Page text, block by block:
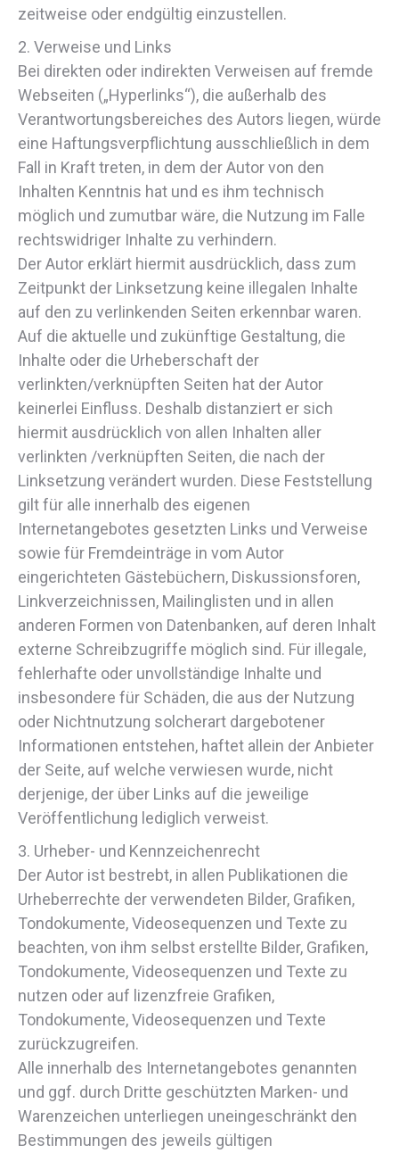
zeitweise oder endgültig einzustellen.
2. Verweise und Links
Bei direkten oder indirekten Verweisen auf fremde
Webseiten („Hyperlinks“), die außerhalb des
Verantwortungsbereiches des Autors liegen, würde
eine Haftungsverpflichtung ausschließlich in dem
Fall in Kraft treten, in dem der Autor von den
Inhalten Kenntnis hat und es ihm technisch
möglich und zumutbar wäre, die Nutzung im Falle
rechtswidriger Inhalte zu verhindern.
Der Autor erklärt hiermit ausdrücklich, dass zum
Zeitpunkt der Linksetzung keine illegalen Inhalte
auf den zu verlinkenden Seiten erkennbar waren.
Auf die aktuelle und zukünftige Gestaltung, die
Inhalte oder die Urheberschaft der
verlinkten/verknüpften Seiten hat der Autor
keinerlei Einfluss. Deshalb distanziert er sich
hiermit ausdrücklich von allen Inhalten aller
verlinkten /verknüpften Seiten, die nach der
Linksetzung verändert wurden. Diese Feststellung
gilt für alle innerhalb des eigenen
Internetangebotes gesetzten Links und Verweise
sowie für Fremdeinträge in vom Autor
eingerichteten Gästebüchern, Diskussionsforen,
Linkverzeichnissen, Mailinglisten und in allen
anderen Formen von Datenbanken, auf deren Inhalt
externe Schreibzugriffe möglich sind. Für illegale,
fehlerhafte oder unvollständige Inhalte und
insbesondere für Schäden, die aus der Nutzung
oder Nichtnutzung solcherart dargebotener
Informationen entstehen, haftet allein der Anbieter
der Seite, auf welche verwiesen wurde, nicht
derjenige, der über Links auf die jeweilige
Veröffentlichung lediglich verweist.
3. Urheber- und Kennzeichenrecht
Der Autor ist bestrebt, in allen Publikationen die
Urheberrechte der verwendeten Bilder, Grafiken,
Tondokumente, Videosequenzen und Texte zu
beachten, von ihm selbst erstellte Bilder, Grafiken,
Tondokumente, Videosequenzen und Texte zu
nutzen oder auf lizenzfreie Grafiken,
Tondokumente, Videosequenzen und Texte
zurückzugreifen.
Alle innerhalb des Internetangebotes genannten
und ggf. durch Dritte geschützten Marken- und
Warenzeichen unterliegen uneingeschränkt den
Bestimmungen des jeweils gültigen